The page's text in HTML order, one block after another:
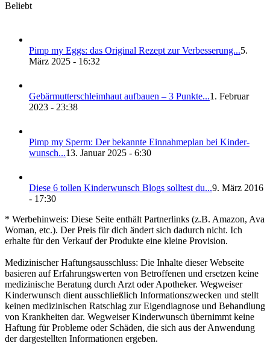
Beliebt
Pimp my Eggs: das Ori­gi­nal Rezept zur Ver­bes­se­rung...5.
März 2025 - 16:32
Gebär­mut­ter­schleim­haut auf­bau­en – 3 Punk­te...1. Februar
2023 - 23:38
Pimp my Sperm: Der bekann­te Ein­nah­me­plan bei Kin­der­
wunsch...13. Januar 2025 - 6:30
Die­se 6 tol­len Kin­der­wunsch Blogs soll­test du...9. März 2016
- 17:30
* Werbehinweis: Diese Seite enthält Partnerlinks (z.B. Amazon, Ava
Woman, etc.). Der Preis für dich ändert sich dadurch nicht. Ich
erhalte für den Verkauf der Produkte eine kleine Provision.
Medizinischer Haftungsausschluss: Die Inhalte dieser Webseite
basieren auf Erfahrungswerten von Betroffenen und ersetzen keine
medizinische Beratung durch Arzt oder Apotheker. Wegweiser
Kinderwunsch dient ausschließlich Informationszwecken und stellt
keinen medizinischen Ratschlag zur Eigendiagnose und Behandlung
von Krankheiten dar. Wegweiser Kinderwunsch übernimmt keine
Haftung für Probleme oder Schäden, die sich aus der Anwendung
der dargestellten Informationen ergeben.